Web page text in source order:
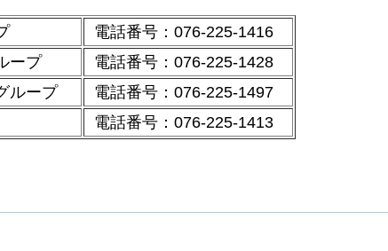
電話番号：076-225-1416
ープ
電話番号：076-225-1428
グループ
電話番号：076-225-1497
電話番号：076-225-1413